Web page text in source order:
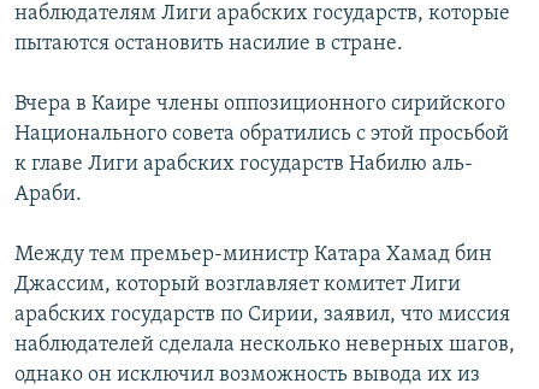
наблюдателям Лиги арабских государств, которые
пытаются остановить насилие в стране.
Вчера в Каире члены оппозиционного сирийского
Национального совета обратились с этой просьбой
к главе Лиги арабских государств Набилю аль-
Араби.
Между тем премьер-министр Катара Хамад бин
Джассим, который возглавляет комитет Лиги
арабских государств по Сирии, заявил, что миссия
наблюдателей сделала несколько неверных шагов,
однако он исключил возможность вывода их из